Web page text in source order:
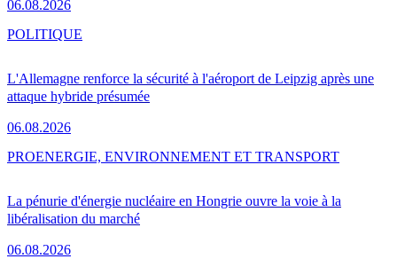
06.08.2026
L'Allemagne renforce la sécurité à l'aéroport de Leipzig après une
attaque hybride présumée
06.08.2026
POLITIQUE
La pénurie d'énergie nucléaire en Hongrie ouvre la voie à la
libéralisation du marché
06.08.2026
PROENERGIE, ENVIRONNEMENT ET TRANSPORT